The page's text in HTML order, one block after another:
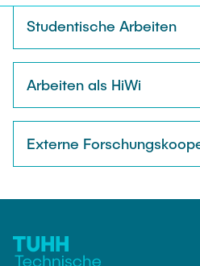
FORSCHUNG
BRAVE
FlexMat3D
GENSPIN
KoPro-VR
LuMEX-HT
STUDENTISCHE ARBEITEN
Studentische Arbeiten
Arbeiten als HiWi
Externe